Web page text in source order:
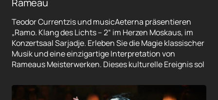
Rameau
Teodor Currentzis und musicAeterna präsentieren
„Ramo. Klang des Lichts – 2“ im Herzen Moskaus, im
Konzertsaal Sarjadje. Erleben Sie die Magie klassischer
Musik und eine einzigartige Interpretation von
Rameaus Meisterwerken. Dieses kulturelle Ereignis sol